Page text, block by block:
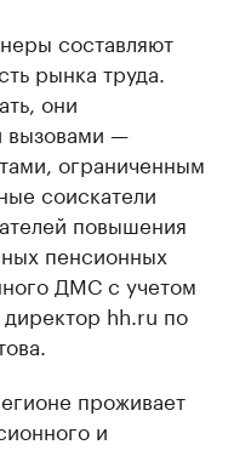
составляют
рынка труда.
они
вызовами —
ограниченным
соискатели
повышения
пенсионных
ДМС с учетом
директор hh.ru по
проживает
и